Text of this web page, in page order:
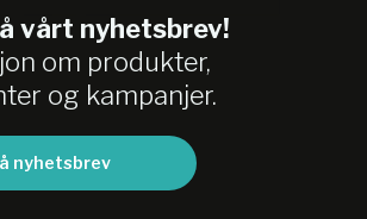
vårt nyhetsbrev!
om produkter,
og kampanjer.
nyhetsbrev